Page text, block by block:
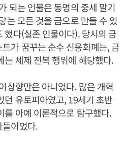
되는 인물은 동명의 중세 말기
는 모든 것을 금으로 만들 수 있
했다(실존 인물이다). 당시의 금
가 꿈꾸는 순수 신용화폐는, 금
는 체제 전복 행위에 해당했다.
상향만은 아니었다. 많은 개혁
던 유토피아였고, 19세기 초반
를 아예 이론적으로 탐구했다.
이었다.